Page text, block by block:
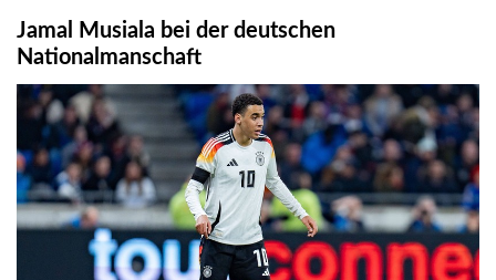
Jamal Musiala bei der deutschen
Nationalmanschaft